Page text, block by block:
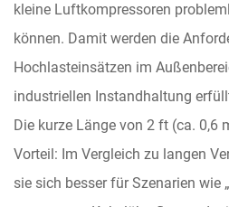
kleine Luftkompressoren
können. Damit werden die
Hochlasteinsätzen im
industriellen Instandhaltung
Die kurze Länge von 2 ft (ca. 0,6
Vorteil: Im Vergleich zu langen
sie sich besser für Szenarien wie